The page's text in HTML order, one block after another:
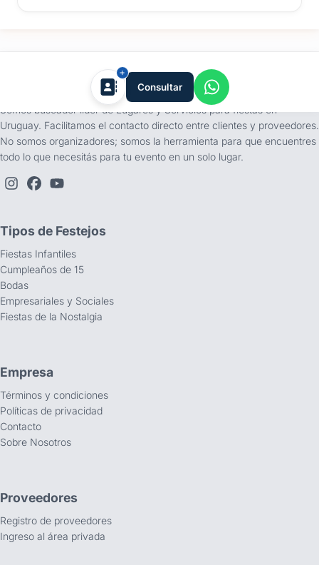
Consultar
tufiesta.com.uy
Somos buscador líder de Lugares y Servicios para fiestas en
Uruguay. Facilitamos el contacto directo entre clientes y proveedores.
No somos organizadores; somos la herramienta para que encuentres
todo lo que necesitás para tu evento en un solo lugar.
Tipos de Festejos
Fiestas Infantiles
Cumpleaños de 15
Bodas
Empresariales y Sociales
Fiestas de la Nostalgia
Empresa
Términos y condiciones
Políticas de privacidad
Contacto
Sobre Nosotros
Proveedores
Registro de proveedores
Ingreso al área privada